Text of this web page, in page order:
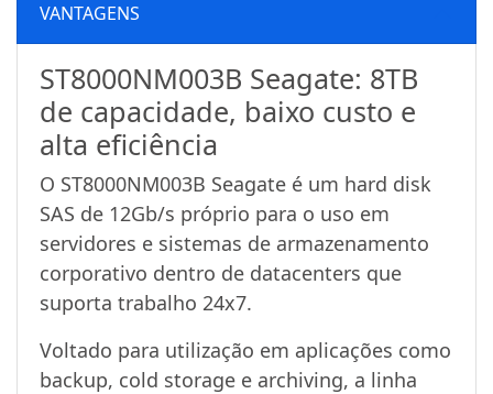
VANTAGENS
ST8000NM003B Seagate: 8TB
de capacidade, baixo custo e
alta eficiência
O ST8000NM003B Seagate é um hard disk
SAS de 12Gb/s próprio para o uso em
servidores e sistemas de armazenamento
corporativo dentro de datacenters que
suporta trabalho 24x7.
Voltado para utilização em aplicações como
backup, cold storage e archiving, a linha